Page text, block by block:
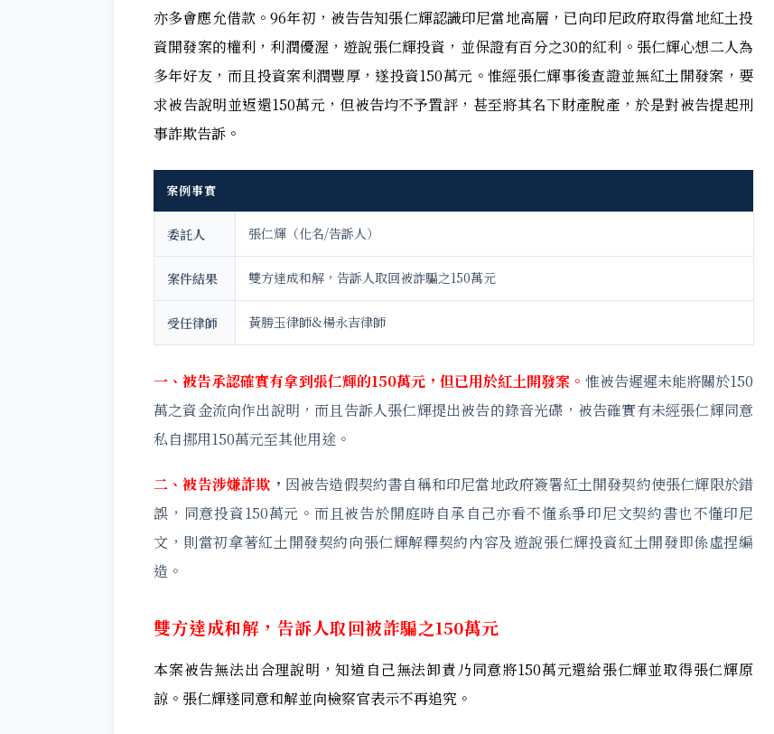
亦多會應允借款。96年初，被告告知張仁輝認識印尼當地高層，已向印尼政府取得當地紅土投
資開發案的權利，利潤優渥，遊說張仁輝投資，並保證有百分之30的紅利。張仁輝心想二人為
多年好友，而且投資案利潤豐厚，遂投資150萬元。惟經張仁輝事後查證並無紅土開發案，要
求被告說明並返還150萬元，但被告均不予置評，甚至將其名下財產脫產，於是對被告提起刑
事詐欺告訴。
案例事實
委託人 張仁輝（化名/告訴人）
案件結果 雙方達成和解，告訴人取回被詐騙之150萬元
受任律師 黃勝玉律師&楊永吉律師
一、被告承認確實有拿到張仁輝的150萬元，但已用於紅土開發案。 惟被告遲遲未能將關於150
萬之資金流向作出說明，而且告訴人張仁輝提出被告的錄音光碟，被告確實有未經張仁輝同意
私自挪用150萬元至其他用途。
二、被告涉嫌詐欺 ， 因被告造假契約書自稱和印尼當地政府簽署紅土開發契約使張仁輝限於錯
誤，同意投資150萬元。而且被告於開庭時自承自己亦看不懂系爭印尼文契約書也不懂印尼
文，則當初拿著紅土開發契約向張仁輝解釋契約內容及遊說張仁輝投資紅土開發即係虛捏編
造。
雙方達成和解，告訴人取回被詐騙之150萬元
本案被告無法出合理說明，知道自己無法卸責乃同意將150萬元還給張仁輝並取得張仁輝原
諒。張仁輝遂同意和解並向檢察官表示不再追究。